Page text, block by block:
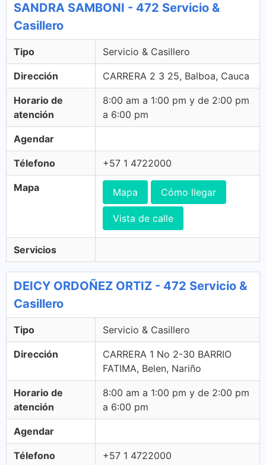
SANDRA SAMBONI - 472 Servicio &
Casillero
Tipo Servicio & Casillero
Dirección CARRERA 2 3 25, Balboa, Cauca
Horario de
atención
8:00 am a 1:00 pm y de 2:00 pm
a 6:00 pm
Agendar
Télefono +57 1 4722000
Mapa Mapa Cómo llegar
Vista de calle
Servicios
DEICY ORDOÑEZ ORTIZ - 472 Servicio &
Casillero
Tipo Servicio & Casillero
Dirección
CARRERA 1 No 2-30 BARRIO
FATIMA, Belen, Nariño
Horario de
atención
8:00 am a 1:00 pm y de 2:00 pm
a 6:00 pm
Agendar
Télefono +57 1 4722000